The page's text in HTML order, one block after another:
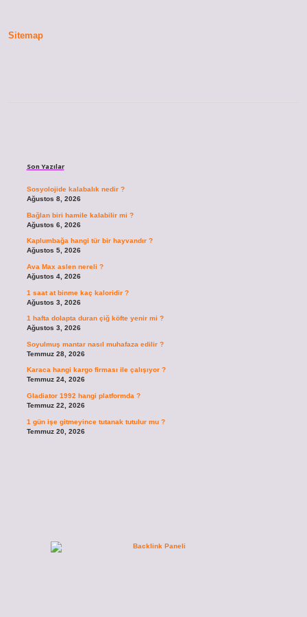
Sitemap
Son Yazılar
Sosyolojide kalabalık nedir ?
Ağustos 8, 2026
Bağlan biri hamile kalabilir mi ?
Ağustos 6, 2026
Kaplumbağa hangi tür bir hayvandır ?
Ağustos 5, 2026
Ava Max aslen nereli ?
Ağustos 4, 2026
1 saat at binme kaç kaloridir ?
Ağustos 3, 2026
1 hafta dolapta duran çiğ köfte yenir mi ?
Ağustos 3, 2026
Soyulmuş mantar nasıl muhafaza edilir ?
Temmuz 28, 2026
Karaca hangi kargo firması ile çalışıyor ?
Temmuz 24, 2026
Gladiator 1992 hangi platformda ?
Temmuz 22, 2026
1 gün işe gitmeyince tutanak tutulur mu ?
Temmuz 20, 2026